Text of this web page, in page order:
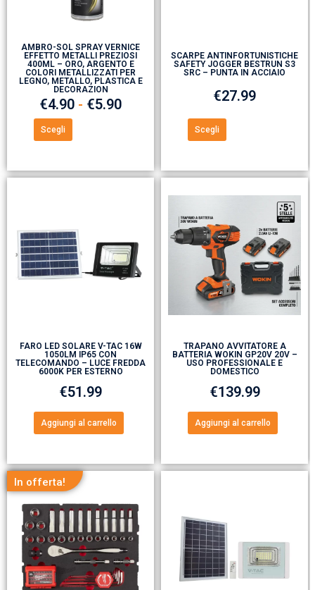
AMBRO-SOL SPRAY VERNICE
EFFETTO METALLI PREZIOSI
400ML – ORO, ARGENTO E
COLORI METALLIZZATI PER
LEGNO, METALLO, PLASTICA E
DECORAZION
€4.90 - €5.90
Scegli
SCARPE ANTINFORTUNISTICHE
SAFETY JOGGER BESTRUN S3
SRC – PUNTA IN ACCIAIO
€27.99
Scegli
FARO LED SOLARE V-TAC 16W
1050LM IP65 CON
TELECOMANDO – LUCE FREDDA
6000K PER ESTERNO
€51.99
Aggiungi al carrello
TRAPANO AVVITATORE A
BATTERIA WOKIN GP20V 20V –
USO PROFESSIONALE E
DOMESTICO
€139.99
Aggiungi al carrello
In offerta!